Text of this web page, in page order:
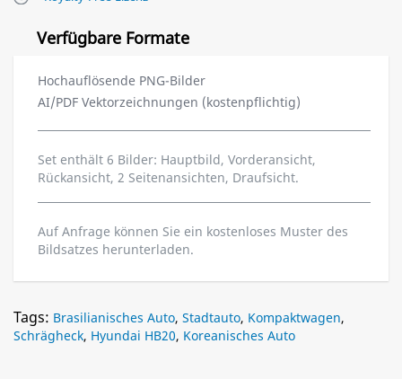
Verfügbare Formate
Hochauflösende PNG-Bilder
AI/PDF Vektorzeichnungen (kostenpflichtig)
Set enthält 6 Bilder: Hauptbild, Vorderansicht,
Rückansicht, 2 Seitenansichten, Draufsicht.
Auf Anfrage können Sie ein kostenloses Muster des
Bildsatzes herunterladen.
Tags: Brasilianisches Auto, Stadtauto, Kompaktwagen,
Schrägheck, Hyundai HB20, Koreanisches Auto